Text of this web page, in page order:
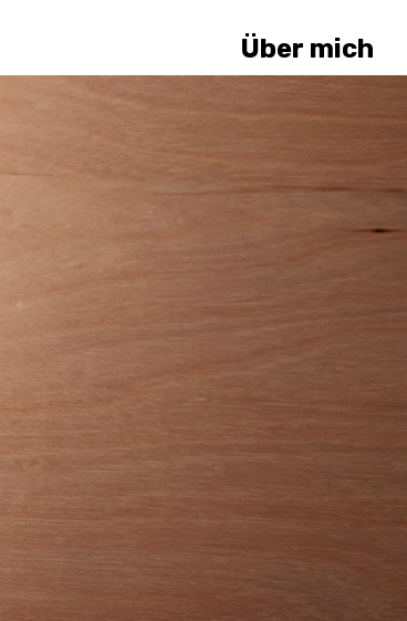
Über mich